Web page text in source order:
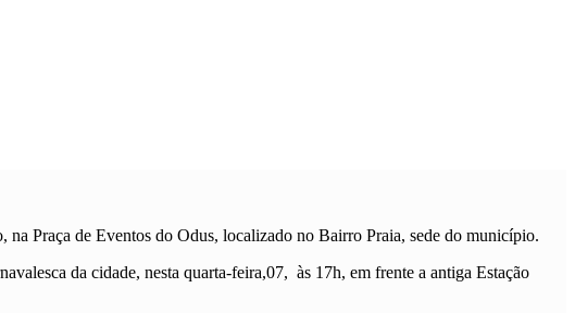
Praça de Eventos do Odus, localizado no Bairro Praia, sede do município.
da cidade, nesta quarta-feira,07, às 17h, em frente a antiga Estação